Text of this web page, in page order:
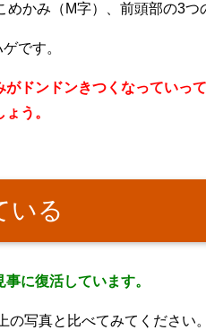
かみ（M字）、前頭部の3つ
です。
ドンドンきつくなっていっ
う。
いる
に復活しています。
写真と比べてみてください。